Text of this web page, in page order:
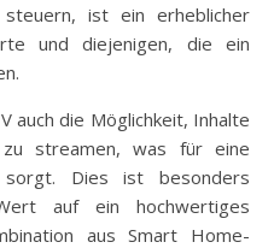
ist ein erheblicher
und diejenigen, die ein
auch die Möglichkeit, Inhalte
streamen, was für eine
sorgt. Dies ist besonders
auf ein hochwertiges
aus Smart Home-